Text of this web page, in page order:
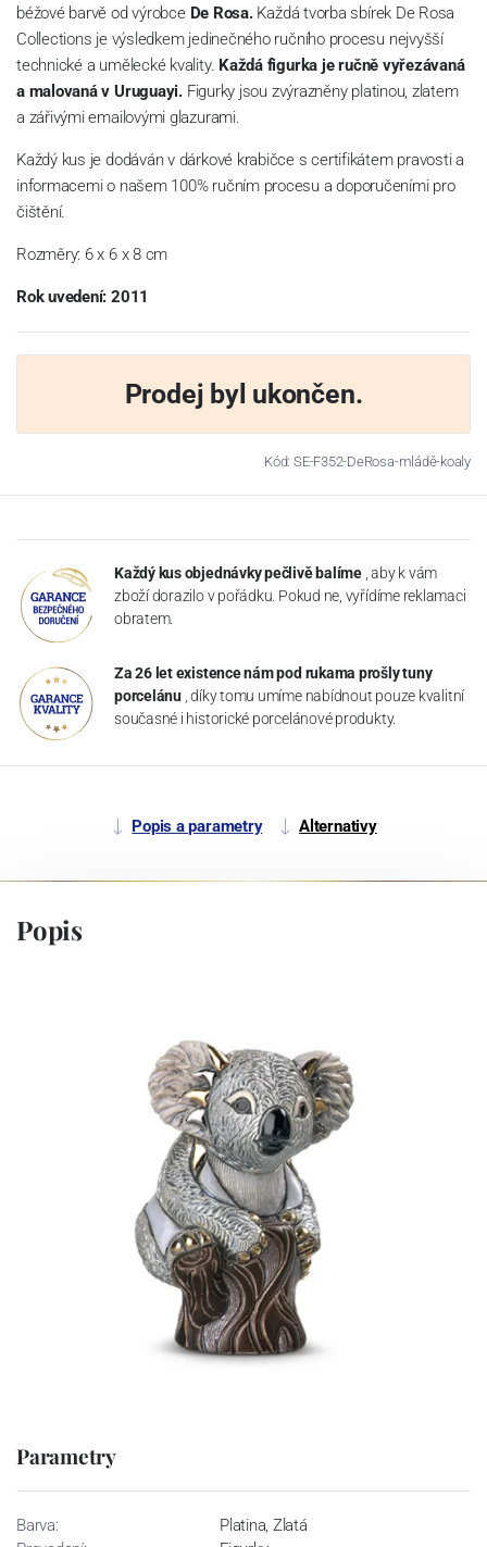
béžové barvěod výrobce De Rosa.Každá tvorba sbírek De Rosa
Collections je výsledkem jedinečného ručního procesu nejvyšší
technické a umělecké kvality. Každá figurka je ručně vyřezávaná
a malovaná v Uruguayi.Figurky jsou zvýrazněny platinou, zlatem
a zářivými emailovými glazurami.
Každý kus je dodáván v dárkové krabičce s certifikátem pravosti a
informacemi o našem 100% ručním procesu a doporučeními pro
čištění.
Rozměry: 6x 6 x 8 cm
Rok uvedení: 2011
Prodej byl ukončen.
Kód: SE-F352-DeRosa-mládě-koaly
Každý kus objednávky pečlivě balíme , aby k vám
zboží dorazilo v pořádku. Pokud ne, vyřídíme reklamaci
obratem.
Za 26 let existence nám pod rukama prošly tuny
porcelánu , díky tomu umíme nabídnout pouze kvalitní
současné i historické porcelánové produkty.
Popis a parametry Alternativy
Popis
Parametry
Barva:
Platina, Zlatá